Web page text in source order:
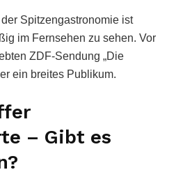
Spitzengastronomie ist
im Fernsehen zu sehen. Vor
ZDF-Sendung „Die
ein breites Publikum.
– Gibt es